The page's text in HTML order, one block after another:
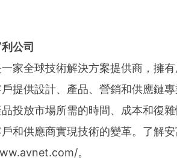
公司
家全球技術解決方案提供商，擁
提供設計、產品、營銷和供應鏈
投放市場所需的時間、成本和復
和供應商實現技術的變革。了解
。